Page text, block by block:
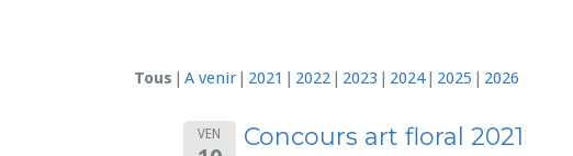
Tous A venir 2021 2022 2023 2024 2025 2026
VEN Concours art floral 2021